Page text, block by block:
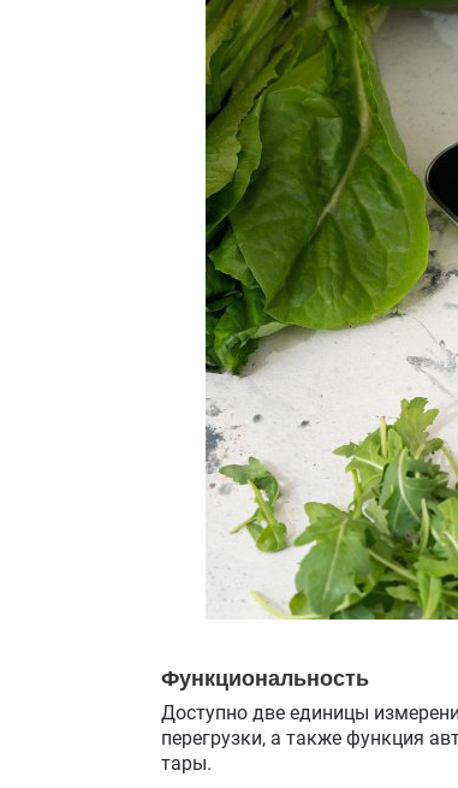
Функциональность
Доступно две единицы
перегрузки, а также функция
тары.